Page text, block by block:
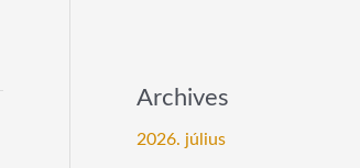
Archives
2026. július